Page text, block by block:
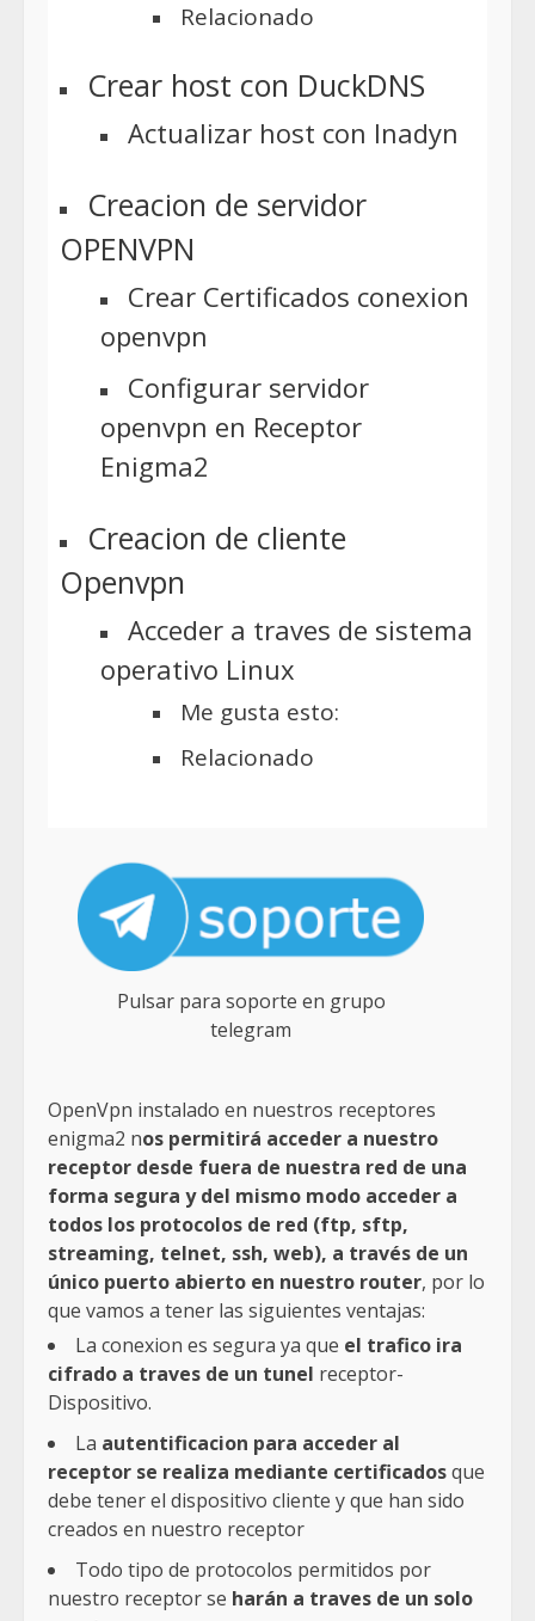
Relacionado
Crear host con DuckDNS
Actualizar host con Inadyn
Creacion de servidor
OPENVPN
Crear Certificados conexion
openvpn
Configurar servidor
openvpn en Receptor
Enigma2
Creacion de cliente
Openvpn
Acceder a traves de sistema
operativo Linux
Me gusta esto:
Relacionado
Pulsar para soporte en grupo
telegram
OpenVpn instalado en nuestros receptores
enigma2 nos permitirá acceder a nuestro
receptor desde fuera de nuestra red de una
forma segura y del mismo modo acceder a
todos los protocolos de red (ftp, sftp,
streaming, telnet, ssh, web), a través de un
único puerto abierto en nuestro router, por lo
que vamos a tener las siguientes ventajas:
La conexion es segura ya que el trafico ira
cifrado a traves de un tunel receptor-
Dispositivo.
La autentificacion para acceder al
receptor se realiza mediante certificadosque
debe tener el dispositivo cliente y que han sido
creados en nuestro receptor
Todo tipo de protocolos permitidos por
nuestro receptor se harán a traves de un solo